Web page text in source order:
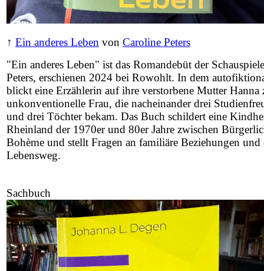
↑ Ein anderes Leben von Caroline Peters
"Ein anderes Leben" ist das Romandebüt der
Peters, erschienen 2024 bei Rowohlt. In dem
blickt eine Erzählerin auf ihre verstorbene Mutter Hanna
unkonventionelle Frau, die nacheinander drei
und drei Töchter bekam. Das Buch schildert eine
Rheinland der 1970er und 80er Jahre zwischen
Bohème und stellt Fragen an familiäre Beziehungen und
Lebensweg.
Sachbuch